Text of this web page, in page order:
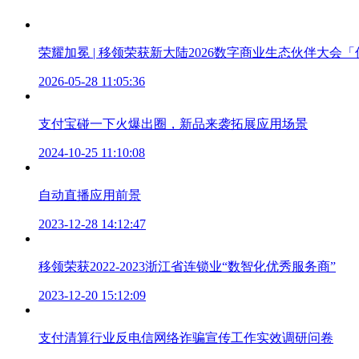
荣耀加冕 | 移领荣获新大陆2026数字商业生态伙伴大会「
2026-05-28 11:05:36
支付宝碰一下火爆出圈，新品来袭拓展应用场景
2024-10-25 11:10:08
自动直播应用前景
2023-12-28 14:12:47
移领荣获2022-2023浙江省连锁业“数智化优秀服务商”
2023-12-20 15:12:09
支付清算行业反电信网络诈骗宣传工作实效调研问卷